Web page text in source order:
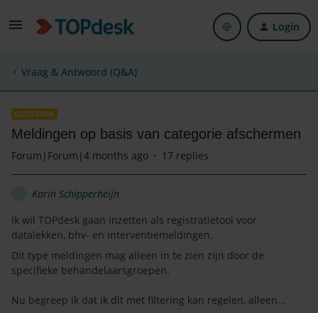
Login
Vraag & Antwoord (Q&A)
QUESTION
Meldingen op basis van categorie afschermen
Forum|Forum|4 months ago 17 replies
Karin Schipperheijn
Ik wil TOPdesk gaan inzetten als registratietool voor
datalekken, bhv- en interventiemeldingen.
Dit type meldingen mag alleen in te zien zijn door de
specifieke behandelaarsgroepen.
Nu begreep ik dat ik dit met filtering kan regelen, alleen...